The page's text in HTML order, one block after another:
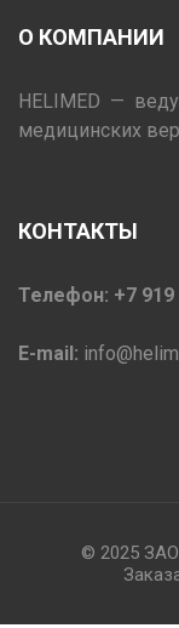
О КОМПАНИИ
HELIMED —
медицинских
КОНТАКТЫ
Телефон: +7 919
E-mail:
© 2025 ЗАО